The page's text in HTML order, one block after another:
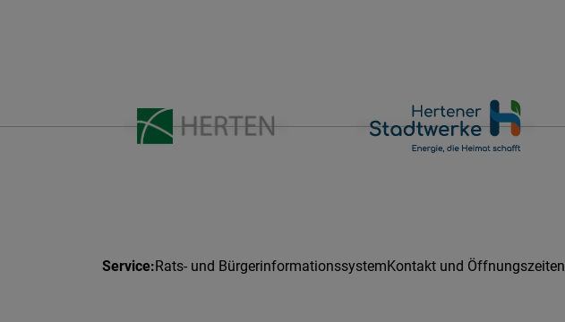
Rats- und BürgerinformationssystemKontakt und Öffnungszeiten